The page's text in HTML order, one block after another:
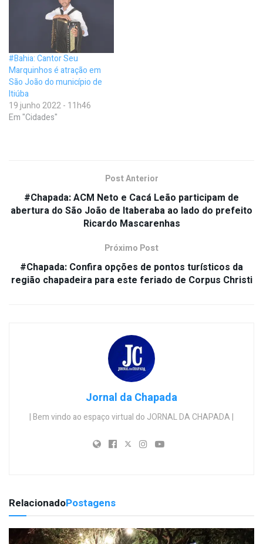
#Bahia: Cantor Seu
Marquinhos é atração em
São João do município de
Itiúba
19 junho 2022 - 11h46
Em "Cidades"
Post Anterior
#Chapada: ACM Neto e Cacá Leão participam de
abertura do São João de Itaberaba ao lado do prefeito
Ricardo Mascarenhas
Próximo Post
#Chapada: Confira opções de pontos turísticos da
região chapadeira para este feriado de Corpus Christi
Jornal da Chapada
| Bem vindo ao espaço virtual do JORNAL DA CHAPADA |
RelacionadoPostagens